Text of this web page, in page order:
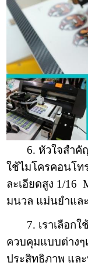
6. หัวใจสำคั
ใช้ไมโครคอนโท
ละเอียดสูง 1/16
มนวล แม่นยำแล
7. เราเลือก
ควบคุมแบบต่างๆ
ประสิทธิภาพ แล